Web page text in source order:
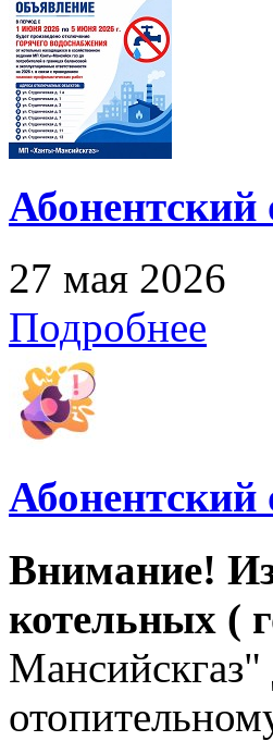
Абонентский
27 мая 2026
Подробнее
Абонентский
Внимание!
котельных (
Мансийскгаз"